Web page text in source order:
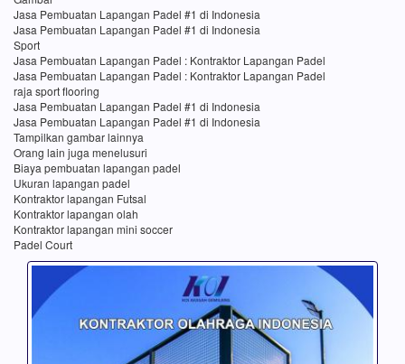
Jasa Pembuatan Lapangan Padel #1 di Indonesia
Jasa Pembuatan Lapangan Padel #1 di Indonesia
Sport
Jasa Pembuatan Lapangan Padel : Kontraktor Lapangan Padel
Jasa Pembuatan Lapangan Padel : Kontraktor Lapangan Padel
raja sport flooring
Jasa Pembuatan Lapangan Padel #1 di Indonesia
Jasa Pembuatan Lapangan Padel #1 di Indonesia
Tampilkan gambar lainnya
Orang lain juga menelusuri
Biaya pembuatan lapangan padel
Ukuran lapangan padel
Kontraktor lapangan Futsal
Kontraktor lapangan olah
Kontraktor lapangan mini soccer
Padel Court